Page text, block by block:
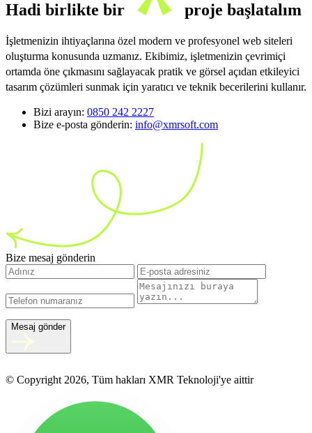
Hadi birlikte bir proje başlatalım
İşletmenizin ihtiyaçlarına özel modern ve profesyonel web siteleri
oluşturma konusunda uzmanız. Ekibimiz, işletmenizin çevrimiçi
ortamda öne çıkmasını sağlayacak pratik ve görsel açıdan etkileyici
tasarım çözümleri sunmak için yaratıcı ve teknik becerilerini kullanır.
Bizi arayın: 0850 242 2227
Bize e-posta gönderin: info@xmrsoft.com
Bize mesaj gönderin
Mesaj gönder
© Copyright 2026, Tüm hakları XMR Teknoloji'ye aittir